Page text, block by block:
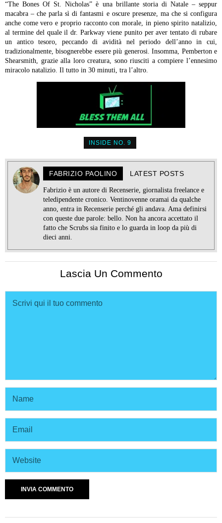
“The Bones Of St. Nicholas” è una brillante storia di Natale – seppur
macabra – che parla sì di fantasmi e oscure presenze, ma che si configura
anche come vero e proprio racconto con morale, in pieno spirito natalizio,
al termine del quale il dr. Parkway viene punito per aver tentato di rubare
un antico tesoro, peccando di avidità nel periodo dell’anno in cui,
tradizionalmente, bisognerebbe essere più generosi. Insomma, Pemberton e
Shearsmith, grazie alla loro creatura, sono riusciti a compiere l’ennesimo
miracolo natalizio. Il tutto in 30 minuti, tra l’altro.
INSIDE NO. 9
FABRIZIO PAOLINO LATEST POSTS
Fabrizio è un autore di Recenserie, giornalista freelance e
teledipendente cronico. Ventinovenne oramai da qualche
anno, entra in Recenserie perché gli andava. Ama definirsi
con queste due parole: bello. Non ha ancora accettato il
fatto che Scrubs sia finito e lo guarda in loop da più di
dieci anni.
Lascia Un Commento